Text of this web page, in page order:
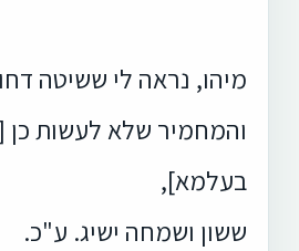
מיהו, נראה לי ששיטה
והמחמיר שלא לעשות כן
בעלמא],
ששון ושמחה ישיג. ע"כ.